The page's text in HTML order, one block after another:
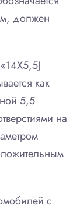
должен
как
5,5
на
с